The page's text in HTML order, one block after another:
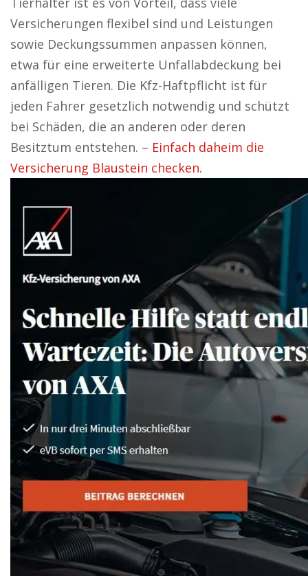
Versicherungen flexibel sind und Leistungen
sowie Deckungssummen anpassen können,
etwa für eine erweiterte Unfallabdeckung bei
anfälligen Tieren. Die Kfz-Haftpflicht ist für
jeden Fahrer gesetzlich notwendig und schützt
bei Schäden, die an anderen oder deren
Besitztum entstehen. – Einfach daheim die
Versicherung Blaustein checken.